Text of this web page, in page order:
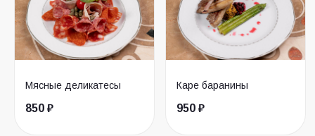
Мясные деликатесы
850 ₽
Каре баранины
950 ₽